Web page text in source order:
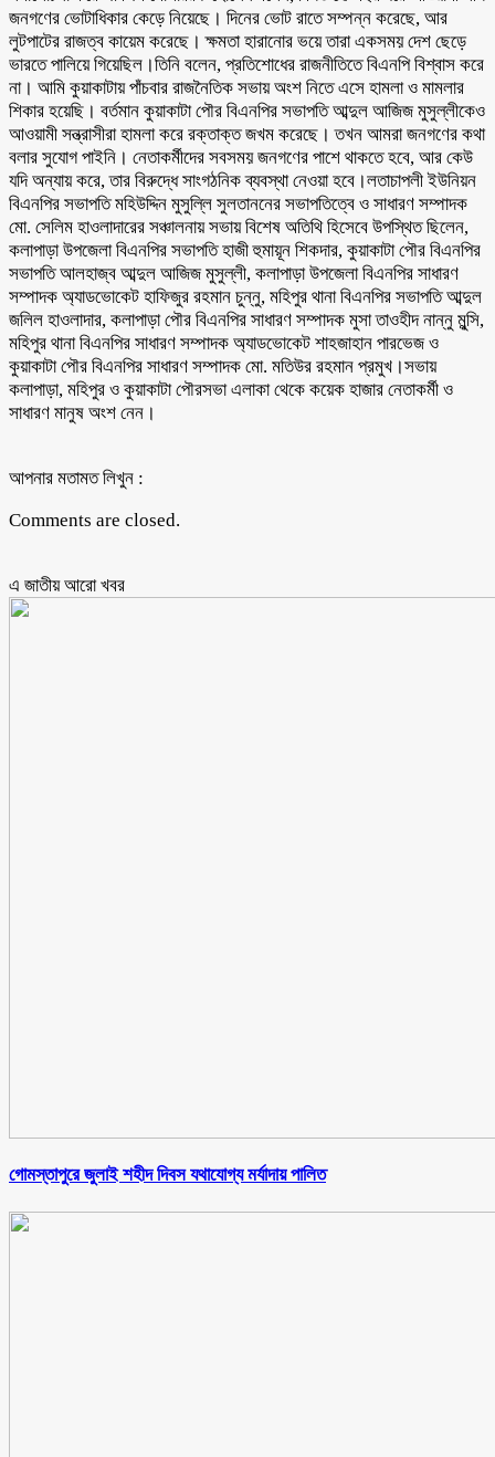
জনগণের ভোটাধিকার কেড়ে নিয়েছে। দিনের ভোট রাতে সম্পন্ন করেছে, আর
লুটপাটের রাজত্ব কায়েম করেছে। ক্ষমতা হারানোর ভয়ে তারা একসময় দেশ ছেড়ে
ভারতে পালিয়ে গিয়েছিল।তিনি বলেন, প্রতিশোধের রাজনীতিতে বিএনপি বিশ্বাস করে
না। আমি কুয়াকাটায় পাঁচবার রাজনৈতিক সভায় অংশ নিতে এসে হামলা ও মামলার
শিকার হয়েছি। বর্তমান কুয়াকাটা পৌর বিএনপির সভাপতি আব্দুল আজিজ মুসুল্লীকেও
আওয়ামী সন্ত্রাসীরা হামলা করে রক্তাক্ত জখম করেছে। তখন আমরা জনগণের কথা
বলার সুযোগ পাইনি। নেতাকর্মীদের সবসময় জনগণের পাশে থাকতে হবে, আর কেউ
যদি অন্যায় করে, তার বিরুদ্ধে সাংগঠনিক ব্যবস্থা নেওয়া হবে।লতাচাপলী ইউনিয়ন
বিএনপির সভাপতি মহিউদ্দিন মুসুল্লি সুলতাননের সভাপতিত্বে ও সাধারণ সম্পাদক
মো. সেলিম হাওলাদারের সঞ্চালনায় সভায় বিশেষ অতিথি হিসেবে উপস্থিত ছিলেন,
কলাপাড়া উপজেলা বিএনপির সভাপতি হাজী হুমায়ূন শিকদার, কুয়াকাটা পৌর বিএনপির
সভাপতি আলহাজ্ব আব্দুল আজিজ মুসুল্লী, কলাপাড়া উপজেলা বিএনপির সাধারণ
সম্পাদক অ্যাডভোকেট হাফিজুর রহমান চুন্নু, মহিপুর থানা বিএনপির সভাপতি আব্দুল
জলিল হাওলাদার, কলাপাড়া পৌর বিএনপির সাধারণ সম্পাদক মুসা তাওহীদ নান্নু মুন্সি,
মহিপুর থানা বিএনপির সাধারণ সম্পাদক অ্যাডভোকেট শাহজাহান পারভেজ ও
কুয়াকাটা পৌর বিএনপির সাধারণ সম্পাদক মো. মতিউর রহমান প্রমুখ।সভায়
কলাপাড়া, মহিপুর ও কুয়াকাটা পৌরসভা এলাকা থেকে কয়েক হাজার নেতাকর্মী ও
সাধারণ মানুষ অংশ নেন।
আপনার মতামত লিখুন :
Comments are closed.
এ জাতীয় আরো ‍খবর
গোমস্তাপুরে জুলাই শহীদ দিবস যথাযোগ্য মর্যাদায় পালিত